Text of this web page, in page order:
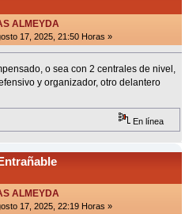
ALMEYDA
17, 2025, 21:50 Horas »
o sea con 2 centrales de nivel,
y organizador, otro delantero
En línea
ALMEYDA
17, 2025, 22:19 Horas »